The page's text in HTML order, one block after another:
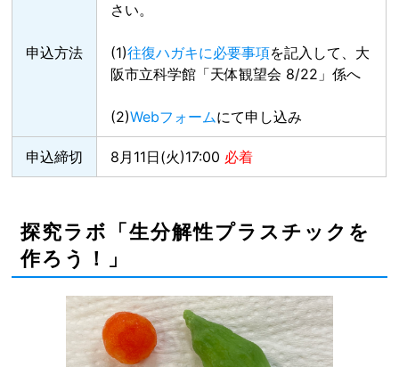
申込方法
さい。
(1)往復ハガキに必要事項を記入して、大
阪市立科学館「天体観望会 8/22」係へ
(2)Webフォームにて申し込み
申込締切 8月11日(火)17:00 必着
探究ラボ「生分解性プラスチックを
作ろう！」